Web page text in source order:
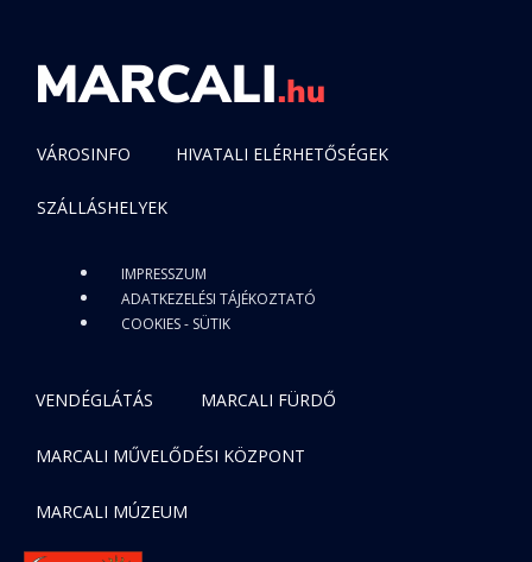
VÁROSINFO HIVATALI ELÉRHETŐSÉGEK
SZÁLLÁSHELYEK
IMPRESSZUM
ADATKEZELÉSI TÁJÉKOZTATÓ
COOKIES - SÜTIK
VENDÉGLÁTÁS MARCALI FÜRDŐ
MARCALI MŰVELŐDÉSI KÖZPONT
MARCALI MÚZEUM